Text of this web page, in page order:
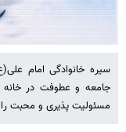
سیره خانوادگی امام
جامعه و عطوفت در خانه
مسئولیت پذیری و محبت